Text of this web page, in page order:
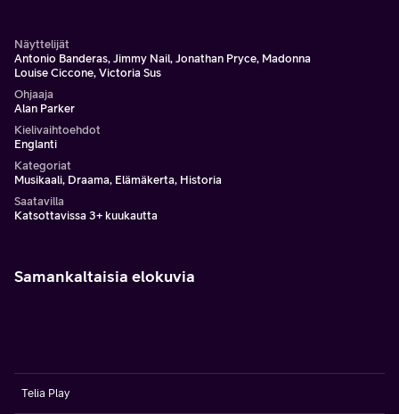
Näyttelijät
Antonio Banderas, Jimmy Nail, Jonathan Pryce, Madonna
Louise Ciccone, Victoria Sus
Ohjaaja
Alan Parker
Kielivaihtoehdot
Englanti
Kategoriat
Musikaali, Draama, Elämäkerta, Historia
Saatavilla
Katsottavissa 3+ kuukautta
Samankaltaisia elokuvia
Telia Play